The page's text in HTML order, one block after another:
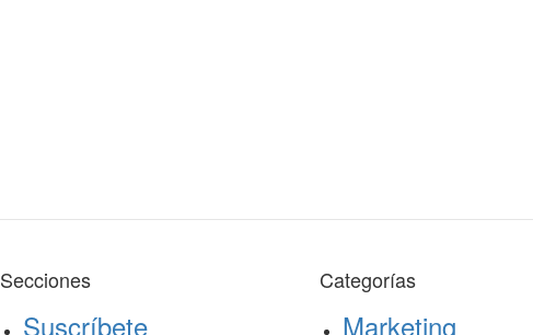
Secciones
Suscríbete
Categorías
Marketing